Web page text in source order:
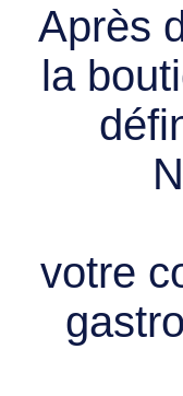
Après
la
votre